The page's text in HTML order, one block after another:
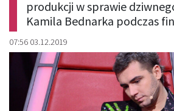
produkcji w sprawie
Kamila Bednarka podczas
07:56 03.12.2019